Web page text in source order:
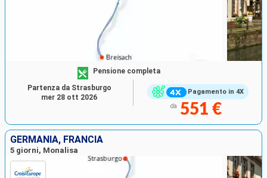
Pagamento in 4X
Pensione completa
da 551 €
Partenza da Strasburgo
mer 28 ott 2026
GERMANIA, FRANCIA
5 giorni, Monalisa